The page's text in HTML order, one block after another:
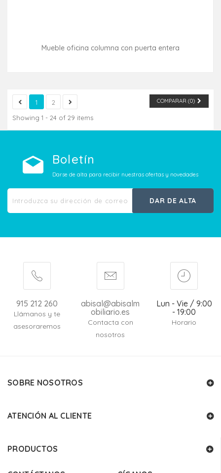
Mueble oficina columna con puerta entera
COMPARAR (0)
1
2
Showing 1 - 24 of 29 items
Boletín
Darse de alta para recibir nuestras ofertas y novedades
DAR DE ALTA
915 212 260
Llámanos y te
asesoraremos
abisal@abisalm
obiliario.es
Contacta con
nosotros
Lun - Vie / 9:00
- 19:00
Horario
SOBRE NOSOTROS
ATENCIÓN AL CLIENTE
PRODUCTOS